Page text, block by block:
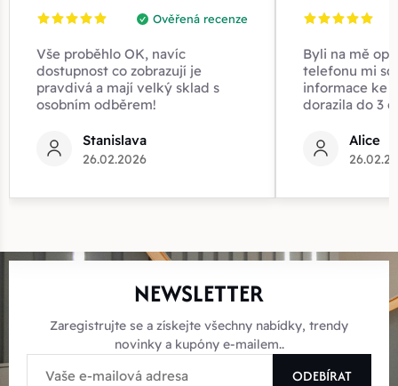
Ověřená recenze
Vše proběhlo OK, navíc
dostupnost co zobrazují je
pravdivá a mají velký sklad s
osobním odběrem!
Stanislava
26.02.2026
Byli na mě
telefonu mi
informace ke
dorazila do 3
Alice
NEWSLETTER
Zaregistrujte se a získejte všechny nabídky, trendy
novinky a kupóny e-mailem..
ODEBÍRAT